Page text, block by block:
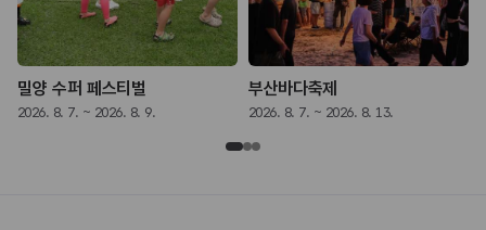
밀양 수퍼 페스티벌
2026. 8. 7. ~ 2026. 8. 9.
부산바다축제
2026. 8. 7. ~ 2026. 8. 13.